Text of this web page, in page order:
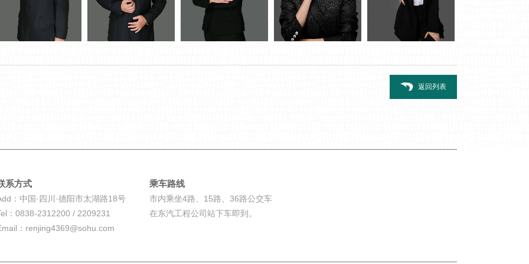
返回列表
系方式
：中国·四川·德阳市太湖路18号
：0838-2312200 / 2209231
：renjing4369@sohu.com
乘车路线
市内乘坐4路、15路、36路公交车
在东汽工程公司站下车即到。